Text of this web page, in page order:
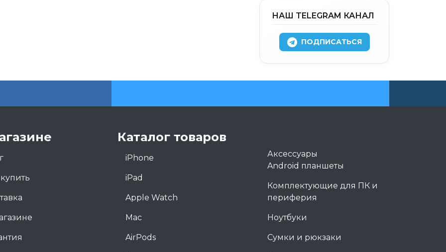
НАШ TELEGRAM КАНАЛ
ПОДПИСАТЬСЯ
Каталог товаров
iPhone
iPad
Apple Watch
Mac
AirPods
Аксессуары
Android планшеты
Комплектующие для ПК и
периферия
Ноутбуки
Сумки и рюкзаки